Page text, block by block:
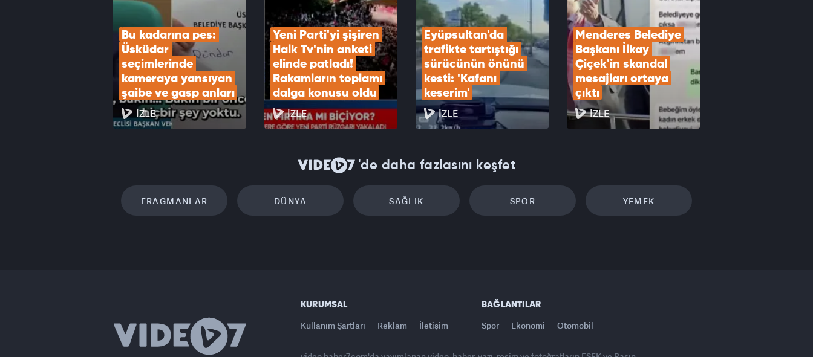
Bu kadarına pes:
Üsküdar
seçimlerinde
kameraya yansıyan
şaibe ve gasp anları
İZLE
Yeni Parti'yi şişiren
Halk Tv'nin anketi
elinde patladı!
Rakamların toplamı
dalga konusu oldu
İZLE
Eyüpsultan'da
trafikte tartıştığı
sürücünün önünü
kesti: 'Kafanı
keserim'
İZLE
Menderes Belediye
Başkanı İlkay
Çiçek'in skandal
mesajları ortaya
çıktı
İZLE
'de daha fazlasını keşfet
FRAGMANLAR DÜNYA SAĞLIK SPOR YEMEK
KURUMSAL
Kullanım Şartları Reklam İletişim
BAĞLANTILAR
Spor Ekonomi Otomobil